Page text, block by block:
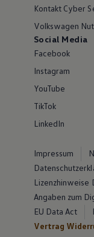
Kontakt Cyber
Volkswagen
Social Media
Facebook
Instagram
YouTube
TikTok
LinkedIn
Impressum
Lizenzhinweise
Angaben zum
EU Data Act
Vertrag